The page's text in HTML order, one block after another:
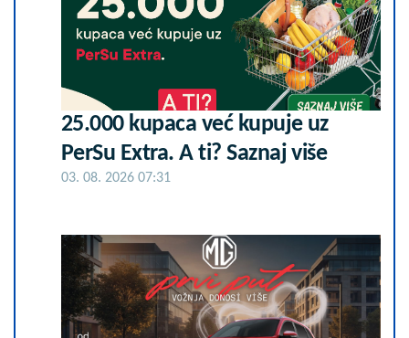
25.000 kupaca već kupuje uz
PerSu Extra. A ti? Saznaj više
03. 08. 2026 07:31